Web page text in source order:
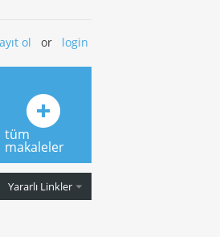
ol or login
Yararlı Linkler
tüm
makaleler